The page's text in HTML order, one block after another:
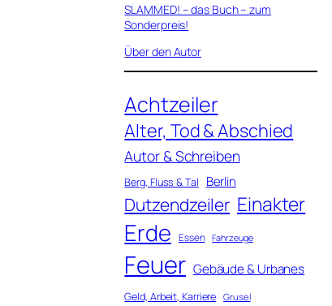
SLAMMED! – das Buch – zum
Sonderpreis!
Über den Autor
Achtzeiler
Alter, Tod & Abschied
Autor & Schreiben
Berg, Fluss & Tal Berlin
Dutzendzeiler Einakter
Erde Essen Fahrzeuge
Feuer Gebäude & Urbanes
Geld, Arbeit, Karriere Grusel